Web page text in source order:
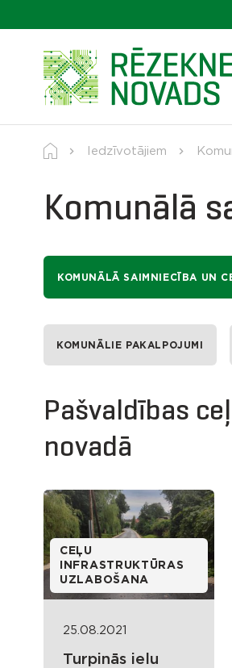
Iedzīvotājiem
Komunālā
KOMUNĀLĀ SAIMNIECĪBA UN
KOMUNĀLIE PAKALPOJUMI
Pašvaldības
novadā
CEĻU
INFRASTRUKTŪRAS
UZLABOŠANA
25.08.2021
Turpinās ielu